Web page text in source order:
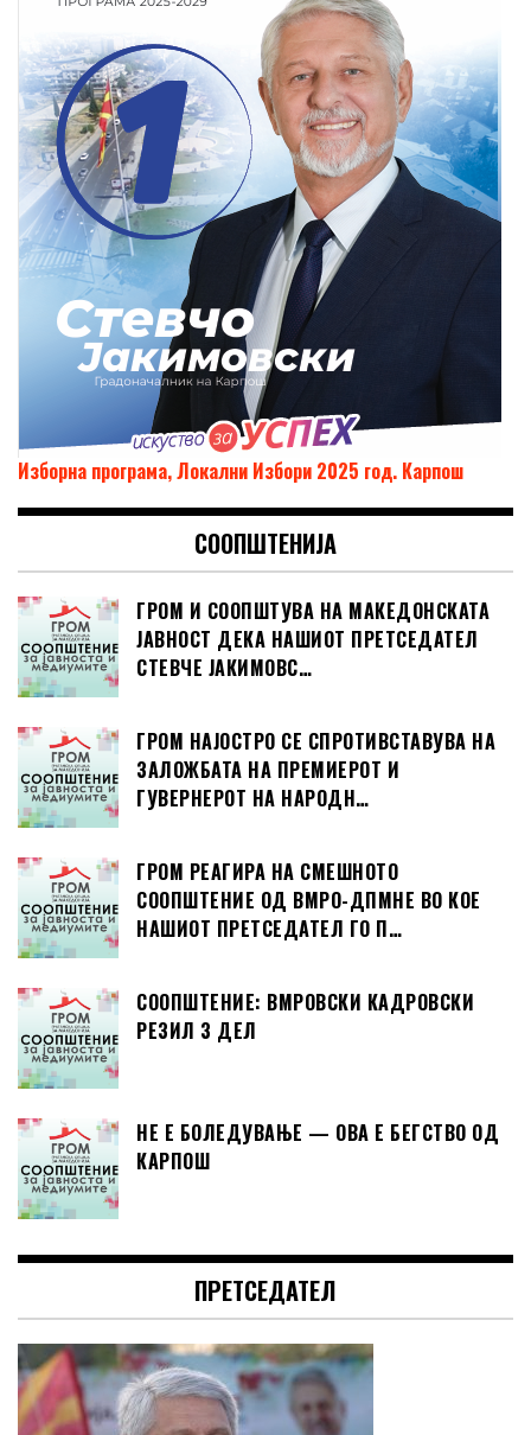
Изборна програма, Локални Избори 2025 год. Карпош
СООПШТЕНИЈА
ГРОМ И СООПШТУВА НА МАКЕДОНСКАТА
ЈАВНОСТ ДЕКА НАШИОТ ПРЕТСЕДАТЕЛ
СТЕВЧЕ ЈАКИМОВС…
ГРОМ НАЈОСТРО СЕ СПРОТИВСТАВУВА НА
ЗАЛОЖБАТА НА ПРЕМИЕРОТ И
ГУВЕРНЕРОТ НА НАРОДН…
ГРОМ РЕАГИРА НА СМЕШНОТО
СООПШТЕНИЕ ОД ВМРО-ДПМНЕ ВО КОЕ
НАШИОТ ПРЕТСЕДАТЕЛ ГО П…
СООПШТЕНИЕ: ВМРОВСКИ КАДРОВСКИ
РЕЗИЛ 3 ДЕЛ
НЕ Е БОЛЕДУВАЊЕ — ОВА Е БЕГСТВО ОД
КАРПОШ
ПРЕТСЕДАТЕЛ